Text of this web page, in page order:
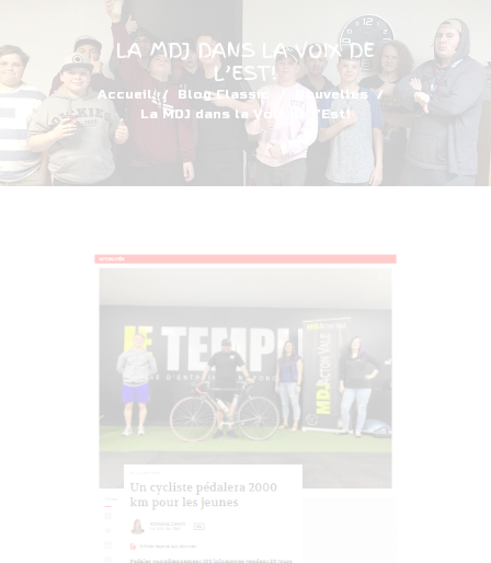
LA MDJ DANS LA VOIX DE
L’EST!
Accueil Blog Classic
Nouvelles
La MDJ dans la Voix de l’Est!